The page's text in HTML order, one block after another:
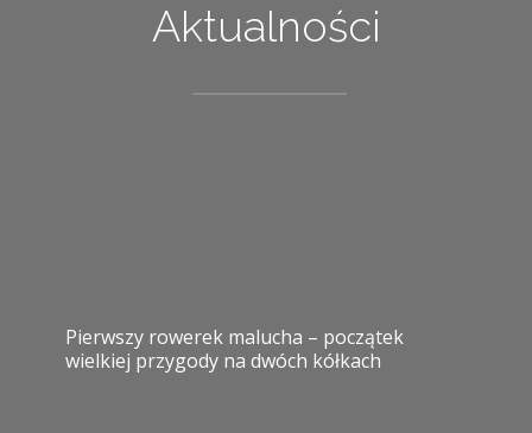
Aktualności
Pierwszy rowerek malucha – początek
wielkiej przygody na dwóch kółkach